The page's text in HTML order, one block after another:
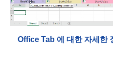
Office Tab 에 대한 자세한